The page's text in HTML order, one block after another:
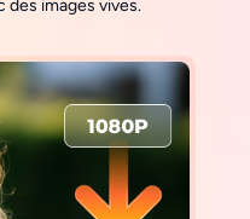
des images vives.